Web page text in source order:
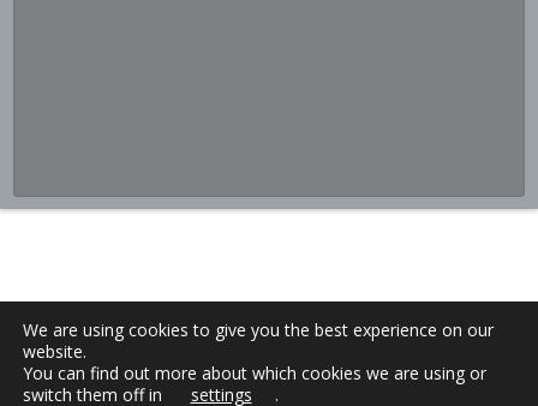
We are using cookies to give you the best experience on our
website.
You can find out more about which cookies we are using or
switch them off in
settings .